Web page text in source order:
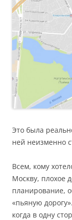
Это была
ней неизменно
Всем, кому
Москву, плохое
планирование,
«пьяную
когда в одну